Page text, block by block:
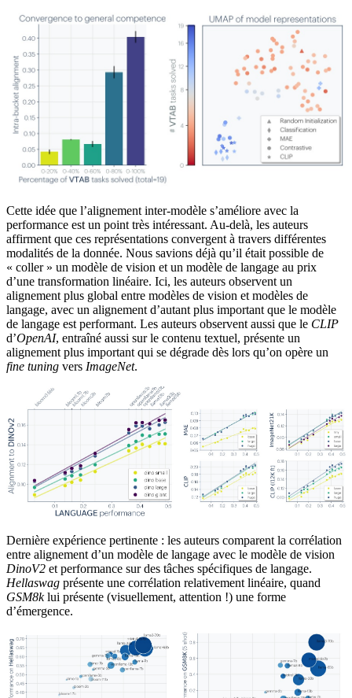
Cette idée que l’alignement inter-modèle s’améliore avec la
performance est un point très intéressant. Au-delà, les auteurs
affirment que ces représentations convergent à travers différentes
modalités de la donnée. Nous savions déjà qu’il était possible de
« coller » un modèle de vision et un modèle de langage au prix
d’une transformation linéaire. Ici, les auteurs observent un
alignement plus global entre modèles de vision et modèles de
langage, avec un alignement d’autant plus important que le modèle
de langage est performant. Les auteurs observent aussi que le CLIP
d’OpenAI, entraîné aussi sur le contenu textuel, présente un
alignement plus important qui se dégrade dès lors qu’on opère un
fine tuning vers ImageNet.
Dernière expérience pertinente : les auteurs comparent la corrélation
entre alignement d’un modèle de langage avec le modèle de vision
DinoV2 et performance sur des tâches spécifiques de langage.
Hellaswag présente une corrélation relativement linéaire, quand
GSM8klui présente (visuellement, attention !) une forme
d’émergence.